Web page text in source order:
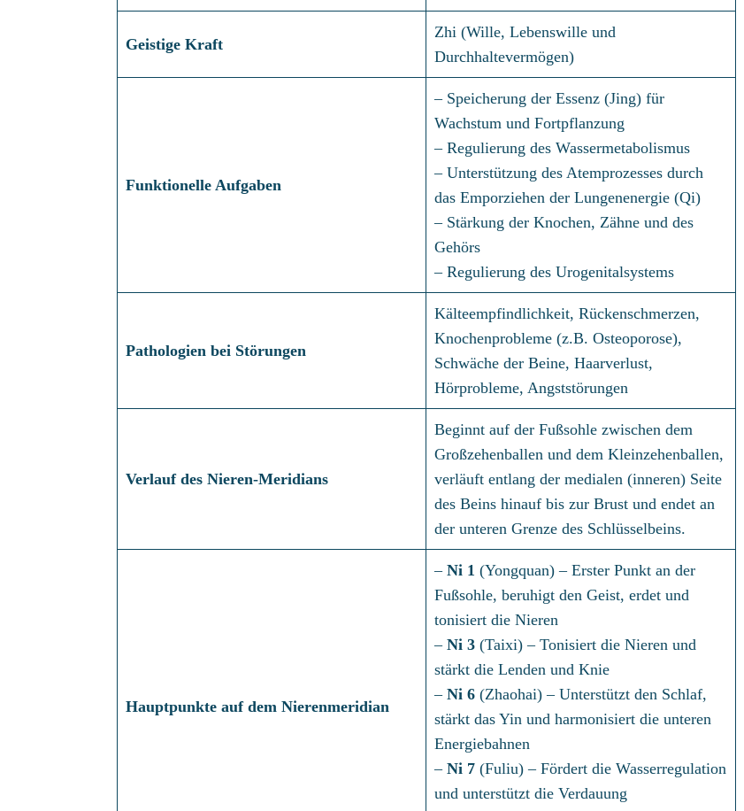
Geistige Kraft
Zhi (Wille, Lebenswille und
Durchhaltevermögen)
Funktionelle Aufgaben
– Speicherung der Essenz (Jing) für
Wachstum und Fortpflanzung
– Regulierung des Wassermetabolismus
– Unterstützung des Atemprozesses durch
das Emporziehen der Lungenenergie (Qi)
– Stärkung der Knochen, Zähne und des
Gehörs
– Regulierung des Urogenitalsystems
Pathologien bei Störungen
Kälteempfindlichkeit, Rückenschmerzen,
Knochenprobleme (z.B. Osteoporose),
Schwäche der Beine, Haarverlust,
Hörprobleme, Angststörungen
Verlauf des Nieren-Meridians
Beginnt auf der Fußsohle zwischen dem
Großzehenballen und dem Kleinzehenballen,
verläuft entlang der medialen (inneren) Seite
des Beins hinauf bis zur Brust und endet an
der unteren Grenze des Schlüsselbeins.
Hauptpunkte auf dem Nierenmeridian
– Ni 1 (Yongquan) – Erster Punkt an der
Fußsohle, beruhigt den Geist, erdet und
tonisiert die Nieren
– Ni 3 (Taixi) – Tonisiert die Nieren und
stärkt die Lenden und Knie
– Ni 6 (Zhaohai) – Unterstützt den Schlaf,
stärkt das Yin und harmonisiert die unteren
Energiebahnen
– Ni 7 (Fuliu) – Fördert die Wasserregulation
und unterstützt die Verdauung